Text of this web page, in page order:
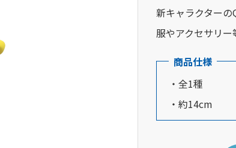
新キャラクターの
服やアクセサリー
商品仕様
・全1種
・約14cm